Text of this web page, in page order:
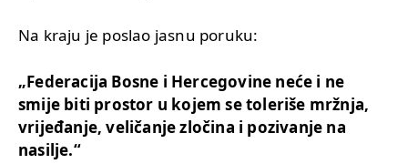
Na kraju je poslao jasnu poruku:
„Federacija Bosne i Hercegovine neće i ne
smije biti prostor u kojem se toleriše mržnja,
vrijeđanje, veličanje zločina i pozivanje na
nasilje.“